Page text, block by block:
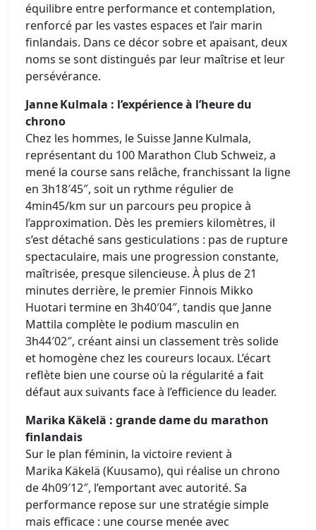
équilibre entre performance et contemplation,
renforcé par les vastes espaces et l’air marin
finlandais. Dans ce décor sobre et apaisant, deux
noms se sont distingués par leur maîtrise et leur
persévérance.
Janne Kulmala : l’expérience à l’heure du
chrono
Chez les hommes, le Suisse Janne Kulmala,
représentant du 100 Marathon Club Schweiz, a
mené la course sans relâche, franchissant la ligne
en 3h18′45″, soit un rythme régulier de
4min45/km sur un parcours peu propice à
l’approximation. Dès les premiers kilomètres, il
s’est détaché sans gesticulations : pas de rupture
spectaculaire, mais une progression constante,
maîtrisée, presque silencieuse. À plus de 21
minutes derrière, le premier Finnois Mikko
Huotari termine en 3h40′04″, tandis que Janne
Mattila complète le podium masculin en
3h44′02″, créant ainsi un classement très solide
et homogène chez les coureurs locaux. L’écart
reflète bien une course où la régularité a fait
défaut aux suivants face à l’efficience du leader.
Marika Käkelä : grande dame du marathon
finlandais
Sur le plan féminin, la victoire revient à
Marika Käkelä (Kuusamo), qui réalise un chrono
de 4h09′12″, l’emportant avec autorité. Sa
performance repose sur une stratégie simple
mais efficace : une course menée avec